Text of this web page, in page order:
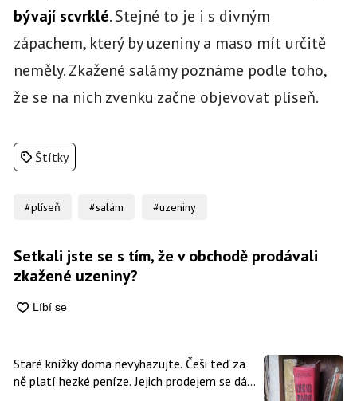
bývají scvrklé. Stejné to je i s divným
zápachem, který by uzeniny a maso mít určitě
neměly. Zkažené salámy poznáme podle toho,
že se na nich zvenku začne objevovat plíseň.
Štítky
#plíseň #salám #uzeniny
Setkali jste se s tím, že v obchodě prodávali
zkažené uzeniny?
Staré knížky doma nevyhazujte. Češi teď za
ně platí hezké peníze. Jejich prodejem se dá